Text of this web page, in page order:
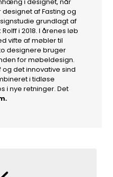
af Fasting og
grundlagt af
i 2018. I årenes løb
vifte af møbler til
designere bruger
for møbeldesign.
og det innovative sind
i tidløse
i nye retninger. Det